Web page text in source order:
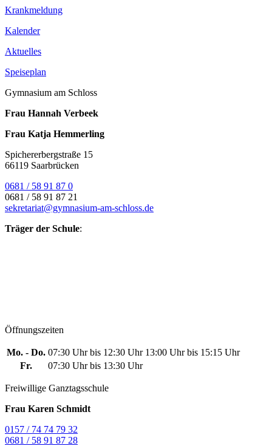
Krankmeldung
Kalender
Aktuelles
Speiseplan
Gymnasium am Schloss
Frau Hannah Verbeek
Frau Katja Hemmerling
Spichererbergstraße 15
66119 Saarbrücken
0681 / 58 91 87 0
0681 / 58 91 87 21
sekretariat@gymnasium-am-schloss.de
Träger der Schule:
Öffnungszeiten
Mo. - Do. 07:30 Uhr bis 12:30 Uhr 13:00 Uhr bis 15:15 Uhr
Fr.
07:30 Uhr bis 13:30 Uhr
Freiwillige Ganztagsschule
Frau Karen Schmidt
0157 / 74 74 79 32
0681 / 58 91 87 28